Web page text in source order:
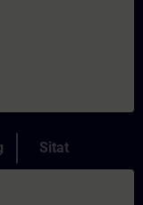
Sitat